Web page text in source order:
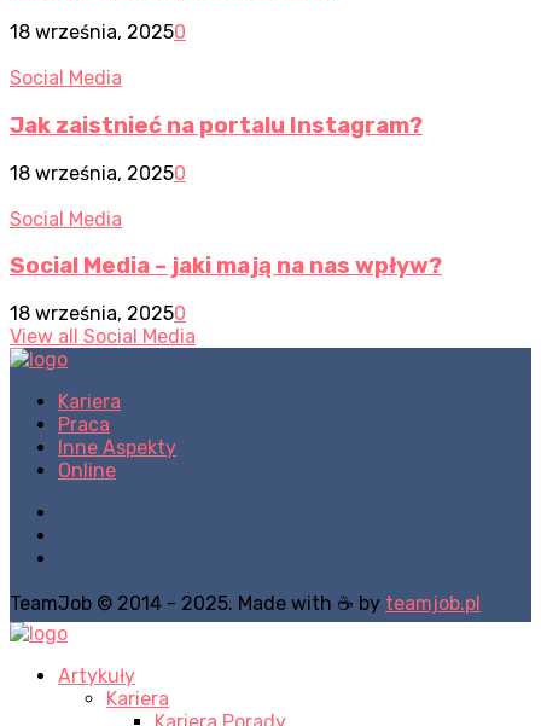
18 września, 20250
Social Media
Jak zaistnieć na portalu Instagram?
18 września, 20250
Social Media
Social Media – jaki mają na nas wpływ?
18 września, 20250
View all Social Media
Kariera
Praca
Inne Aspekty
Online
TeamJob © 2014 - 2025. Made with ☕ by teamjob.pl
Artykuły
Kariera